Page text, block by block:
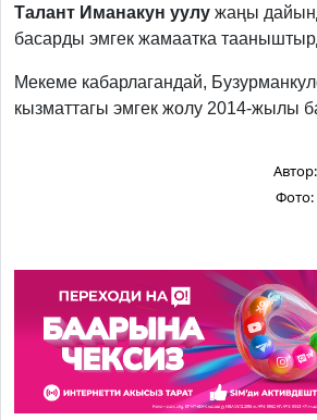
Талант Иманакун уулу жаңы
басарды эмгек жамаатка
Мекеме кабарлагандай,
кызматтагы эмгек жолу 2014-жылы
Автор:
Фото: